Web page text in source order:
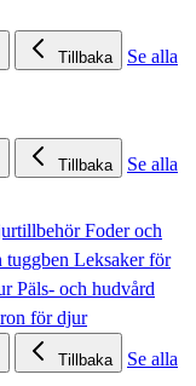
Tillbaka
Se alla
Tillbaka
Se alla
Foder och
tuggben Leksaker för
Päls- och hudvård
för djur
Tillbaka
Se alla